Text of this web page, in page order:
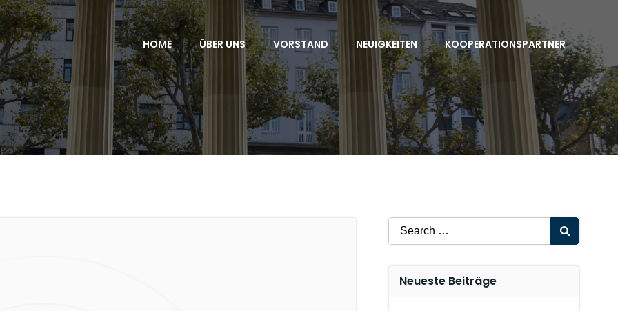
HOME ÜBER UNS VORSTAND NEUIGKEITEN KOOPERATIONSPARTNER
Search
for:
Neueste Beiträge